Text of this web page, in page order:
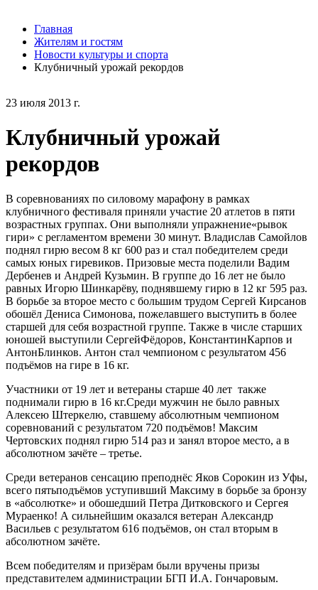
23 июля 2013 г.
Клубничный урожай
рекордов
В соревнованиях по силовому марафону в рамках
клубничного фестиваля приняли участие 20 атлетов в пяти
возрастных группах. Они выполняли упражнение«рывок
гири» с регламентом времени 30 минут. Владислав Самойлов
поднял гирю весом 8 кг 600 раз и стал победителем среди
самых юных гиревиков. Призовые места поделили Вадим
Дербенев и Андрей Кузьмин. В группе до 16 лет не было
равных Игорю Шинкарёву, поднявшему гирю в 12 кг 595 раз.
В борьбе за второе место с большим трудом Сергей Кирсанов
обошёл Дениса Симонова, пожелавшего выступить в более
старшей для себя возрастной группе. Также в числе старших
юношей выступили СергейФёдоров, КонстантинКарпов и
АнтонБлинков. Антон стал чемпионом с результатом 456
подъёмов на гире в 16 кг.
Участники от 19 лет и ветераны старше 40 лет также
поднимали гирю в 16 кг.Среди мужчин не было равных
Алексею Штеркелю, ставшему абсолютным чемпионом
соревнований с результатом 720 подъёмов! Максим
Чертовских поднял гирю 514 раз и занял второе место, а в
абсолютном зачёте – третье.
Среди ветеранов сенсацию преподнёс Яков Сорокин из Уфы,
всего пятьподъёмов уступивший Максиму в борьбе за бронзу
в «абсолютке» и обошедший Петра Дитковского и Сергея
Мураенко! А сильнейшим оказался ветеран Александр
Васильев с результатом 616 подъёмов, он стал вторым в
абсолютном зачёте.
Всем победителям и призёрам были вручены призы
представителем администрации БГП И.А. Гончаровым.
Главная
Жителям и гостям
Новости культуры и спорта
Клубничный урожай рекордов